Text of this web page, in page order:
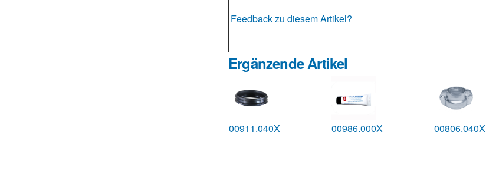
Feedback zu diesem Artikel?
Ergänzende Artikel
00911.040X 00986.000X 00806.040X